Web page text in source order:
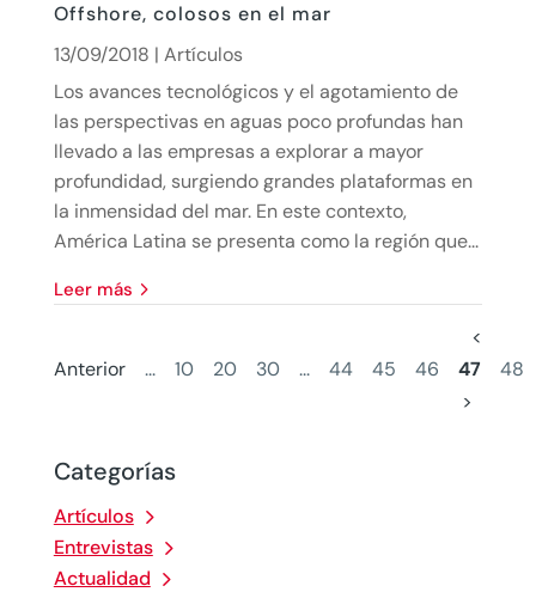
Categorías
Artículos
Entrevistas
Actualidad
Offshore, colosos en el mar
13/09/2018 | Artículos
Los avances tecnológicos y el agotamiento de
las perspectivas en aguas poco profundas han
llevado a las empresas a explorar a mayor
profundidad, surgiendo grandes plataformas en
la inmensidad del mar. En este contexto,
América Latina se presenta como la región que...
leer más
<
Anterior
... 10 20 30 ... 44 45 46 47
48
>